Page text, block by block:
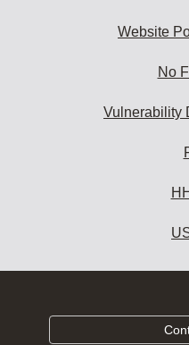
Website
No
Vulnerability